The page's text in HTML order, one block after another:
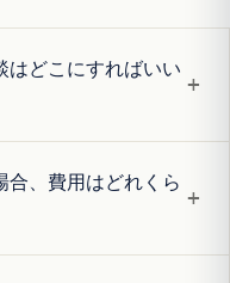
はどこにすればいい
+
合、費用はどれくら
+